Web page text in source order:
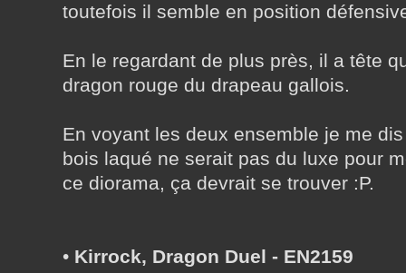
toutefois il semble en position
En le regardant de plus près, il a tête
dragon rouge du drapeau gallois.
En voyant les deux ensemble je me
bois laqué ne serait pas du luxe pour
ce diorama, ça devrait se trouver :P.
• Kirrock, Dragon Duel - EN2159